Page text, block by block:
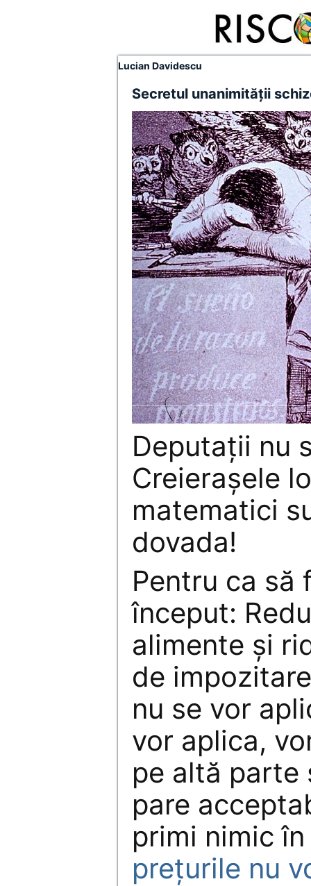
Lucian Davidescu
Secretul unanimităţii
Deputaţii nu
Creieraşele
matematici
dovada!
Pentru ca să
început:
alimente şi
de
nu se vor
vor aplica,
pe altă
pare
primi nimic
preţurile nu